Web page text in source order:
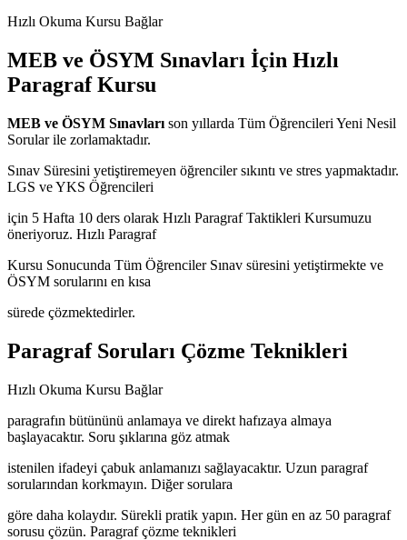
Hızlı Okuma Kursu Bağlar
MEB ve ÖSYM Sınavları İçin Hızlı
Paragraf Kursu
MEB ve ÖSYM Sınavları son yıllarda Tüm Öğrencileri Yeni Nesil
Sorular ile zorlamaktadır.
Sınav Süresini yetiştiremeyen öğrenciler sıkıntı ve stres yapmaktadır.
LGS ve YKS Öğrencileri
için 5 Hafta 10 ders olarak Hızlı Paragraf Taktikleri Kursumuzu
öneriyoruz. Hızlı Paragraf
Kursu Sonucunda Tüm Öğrenciler Sınav süresini yetiştirmekte ve
ÖSYM sorularını en kısa
sürede çözmektedirler.
Paragraf Soruları Çözme Teknikleri
Hızlı Okuma Kursu Bağlar
paragrafın bütününü anlamaya ve direkt hafızaya almaya
başlayacaktır. Soru şıklarına göz atmak
istenilen ifadeyi çabuk anlamanızı sağlayacaktır. Uzun paragraf
sorularından korkmayın. Diğer sorulara
göre daha kolaydır. Sürekli pratik yapın. Her gün en az 50 paragraf
sorusu çözün. Paragraf çözme teknikleri